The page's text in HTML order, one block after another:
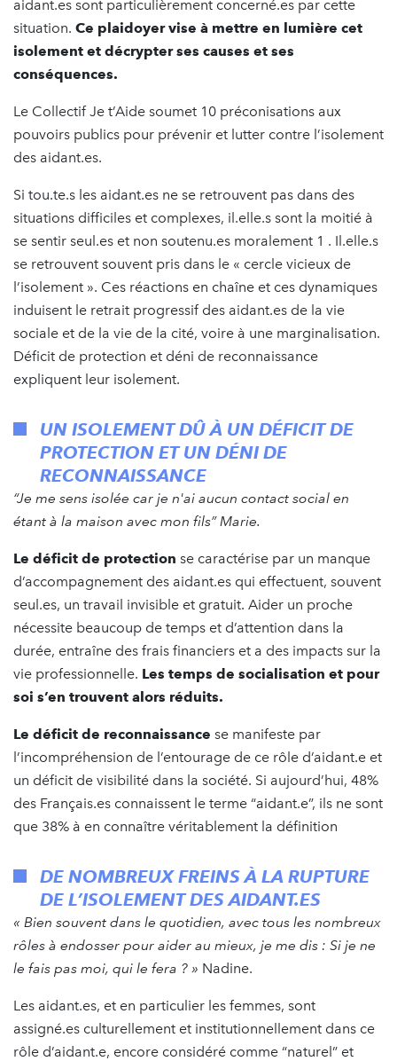
aidant.es sont particulièrement concerné.es par cette
situation. Ce plaidoyer vise à mettre en lumière cet
isolement et décrypter ses causes et ses
conséquences.
Le Collectif Je t’Aide soumet 10 préconisations aux
pouvoirs publics pour prévenir et lutter contre l’isolement
des aidant.es.
Si tou.te.s les aidant.es ne se retrouvent pas dans des
situations difficiles et complexes, il.elle.s sont la moitié à
se sentir seul.es et non soutenu.es moralement 1 . Il.elle.s
se retrouvent souvent pris dans le « cercle vicieux de
l’isolement ». Ces réactions en chaîne et ces dynamiques
induisent le retrait progressif des aidant.es de la vie
sociale et de la vie de la cité, voire à une marginalisation.
Déficit de protection et déni de reconnaissance
expliquent leur isolement.
UN ISOLEMENT DÛ À UN DÉFICIT DE
PROTECTION ET UN DÉNI DE
RECONNAISSANCE
“Je me sens isolée car je n'ai aucun contact social en
étant à la maison avec mon fils” Marie.
Le déficit de protection se caractérise par un manque
d’accompagnement des aidant.es qui effectuent, souvent
seul.es, un travail invisible et gratuit. Aider un proche
nécessite beaucoup de temps et d’attention dans la
durée, entraîne des frais financiers et a des impacts sur la
vie professionnelle. Les temps de socialisation et pour
soi s’en trouvent alors réduits.
Le déficit de reconnaissance se manifeste par
l’incompréhension de l’entourage de ce rôle d’aidant.e et
un déficit de visibilité dans la société. Si aujourd’hui, 48%
des Français.es connaissent le terme “aidant.e”, ils ne sont
que 38% à en connaître véritablement la définition
DE NOMBREUX FREINS À LA RUPTURE
DE L’ISOLEMENT DES AIDANT.ES
« Bien souvent dans le quotidien, avec tous les nombreux
rôles à endosser pour aider au mieux, je me dis : Si je ne
le fais pas moi, qui le fera ? » Nadine.
Les aidant.es, et en particulier les femmes, sont
assigné.es culturellement et institutionnellement dans ce
rôle d’aidant.e, encore considéré comme “naturel” et